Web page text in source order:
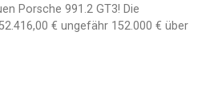
Porsche 991.2 GT3! Die
€ ungefähr 152.000 € über